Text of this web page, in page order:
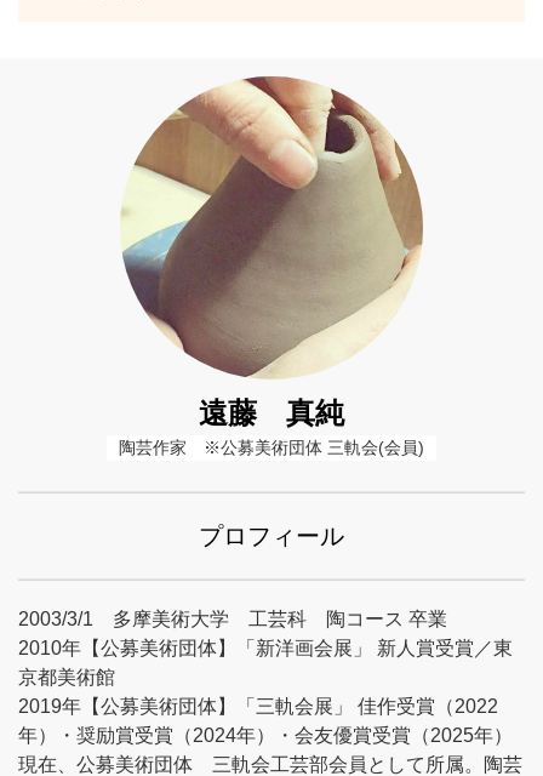
遠藤 真純
陶芸作家　※公募美術団体 三軌会(会員)
プロフィール
2003/3/1 多摩美術大学 工芸科 陶コース 卒業
2010年【公募美術団体】「新洋画会展」 新人賞受賞／東
京都美術館
2019年【公募美術団体】「三軌会展」 佳作受賞（2022
年）・奨励賞受賞（2024年）・会友優賞受賞（2025年）
現在、公募美術団体 三軌会工芸部会員として所属。陶芸